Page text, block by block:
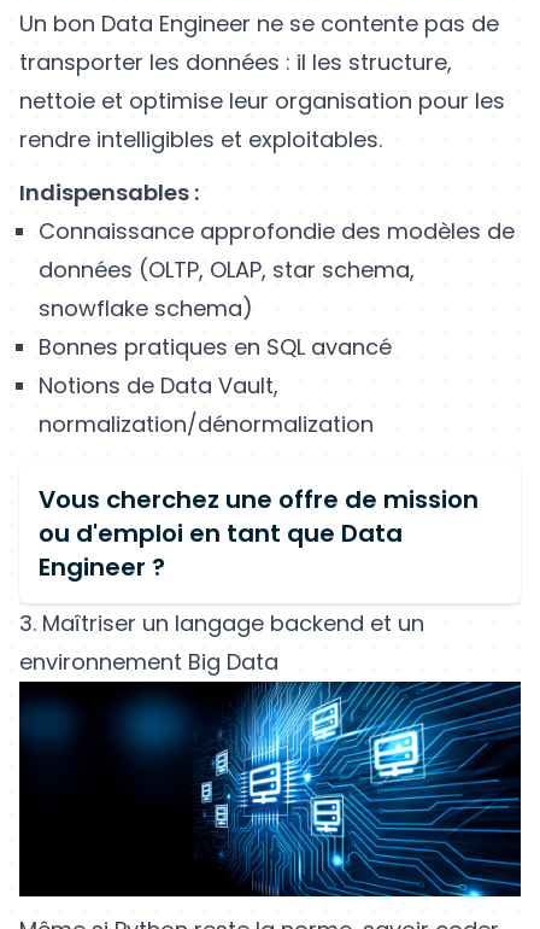
Un bon Data Engineer ne se contente pas de
transporter les données : il les structure,
nettoie et optimise leur organisation pour les
rendre intelligibles et exploitables.
Indispensables :
Connaissance approfondie des modèles de
données (OLTP, OLAP, star schema,
snowflake schema)
Bonnes pratiques en SQL avancé
Notions de Data Vault,
normalization/dénormalization
Vous cherchez une offre de mission
ou d'emploi en tant que Data
Engineer ?
3. Maîtriser un langage backend et un
environnement Big Data